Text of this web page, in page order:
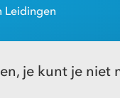
Leidingen
je kunt je niet